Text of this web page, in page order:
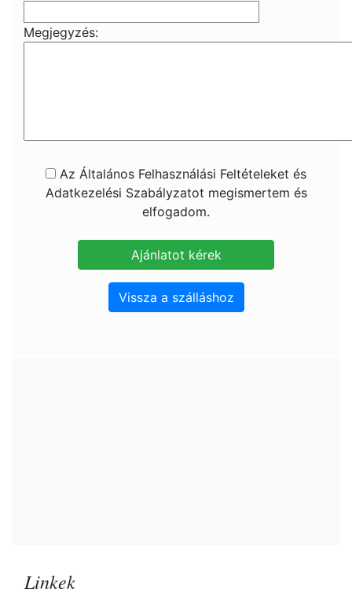
Megjegyzés:
Az Általános Felhasználási Feltételeket és
Adatkezelési Szabályzatot megismertem és
elfogadom.
Vissza a szálláshoz
Linkek